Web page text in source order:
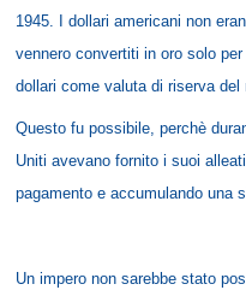
1945. I dollari americani non
vennero convertiti in oro solo
dollari come valuta di riserva del
Questo fu possibile, perchè
Uniti avevano fornito i suoi
pagamento e accumulando una
Un impero non sarebbe stato